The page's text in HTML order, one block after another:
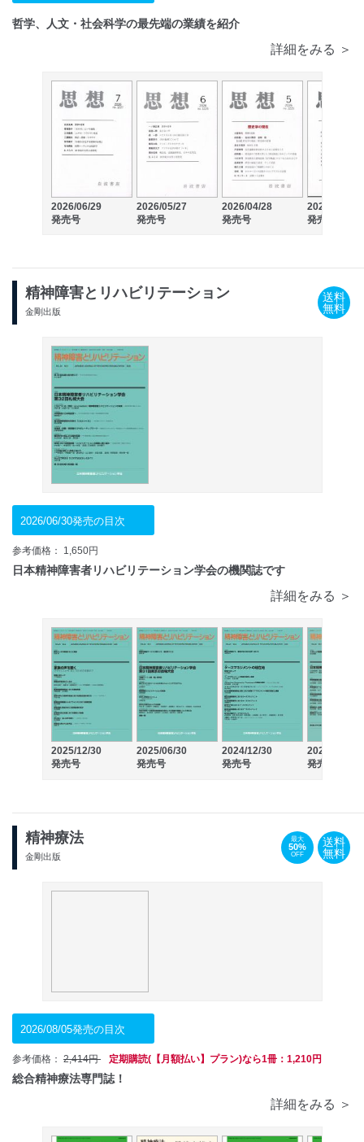
哲学、人文・社会科学の最先端の業績を紹介
詳細をみる ＞
2026/06/29
発売号
2026/05/27
発売号
2026/04/28
発売号
2026/03/30
発売号
精神障害とリハビリテーション
金剛出版
送料
無料
2026/06/30発売の目次
参考価格： 1,650円
日本精神障害者リハビリテーション学会の機関誌です
詳細をみる ＞
2025/12/30
発売号
2025/06/30
発売号
2024/12/30
発売号
2024/06/30
発売号
精神療法
金剛出版
最大
50%
OFF
送料
無料
2026/08/05発売の目次
参考価格： 2,414円 定期購読(【月額払い】プラン)なら1冊：1,210円
総合精神療法専門誌！
詳細をみる ＞